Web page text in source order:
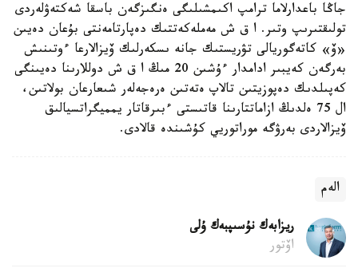
جاڭا باعدارلاما ترامپ اكىمشىلىگى ەنگىزگەن باسقا شەكتەۋلەردى
تولىقتىرىپ وتىر. ا ق ش مەملەكەتتىك دەپارتامەنتى بۇعان دەيىن
«ۆ» كاتەگوريالى تۋريستىك جانە ىسكەرلىك ۆيزالارعا ءوتىنىش
بەرگەن كەيبىر ادامدار ءۇشىن 20 مىڭ ا ق ش دوللارىنا دەيىنگى
كەپىلدىك دەپوزيتىن تالاپ ەتەتىن ەرەجەلەر شىعارعان بولاتىن،
ال 75 ەلدىڭ ازاماتتارىنا قاتىستى ءبىرقاتار يمميگراتسيالىق
ۆيزالاردى بەرۋگە موراتوريي كۇشىندە قالادى.
الەم
ريزابەك نۇسىپبەك ۇلى
اۆتور